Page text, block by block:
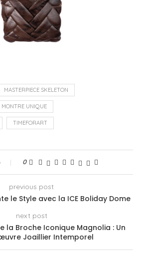
MASTERPIECE SKELETON
MONTRE UNIQUE
TIMEFORART
0
previous post
le Style avec la ICE Boliday Dome
next post
la Broche Iconique Magnolia : Un
Joaillier Intemporel